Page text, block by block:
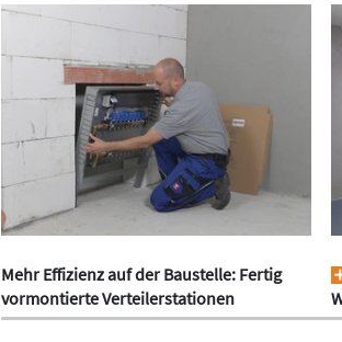
Mehr Effizienz auf der Baustelle: Fertig
vormontierte Verteilerstationen